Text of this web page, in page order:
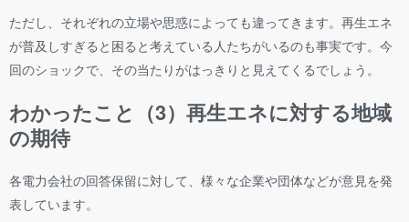
ただし、それぞれの立場や思惑によっても違ってきます。再生エネ
が普及しすぎると困ると考えている人たちがいるのも事実です。今
回のショックで、その当たりがはっきりと見えてくるでしょう。
わかったこと（3）再生エネに対する地域
の期待
各電力会社の回答保留に対して、様々な企業や団体などが意見を発
表しています。